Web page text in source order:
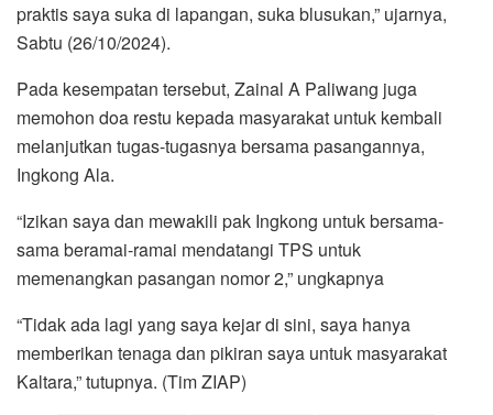
praktis saya suka di lapangan, suka blusukan,” ujarnya,
Sabtu (26/10/2024).
Pada kesempatan tersebut, Zainal A Paliwang juga
memohon doa restu kepada masyarakat untuk kembali
melanjutkan tugas-tugasnya bersama pasangannya,
Ingkong Ala.
“Izikan saya dan mewakili pak Ingkong untuk bersama-
sama beramai-ramai mendatangi TPS untuk
memenangkan pasangan nomor 2,” ungkapnya
“Tidak ada lagi yang saya kejar di sini, saya hanya
memberikan tenaga dan pikiran saya untuk masyarakat
Kaltara,” tutupnya. (Tim ZIAP)